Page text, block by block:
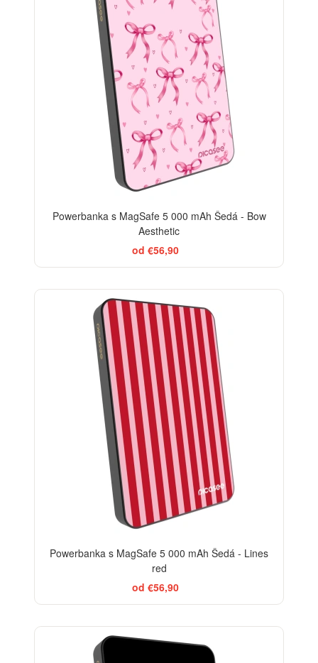
Powerbanka s MagSafe 5 000 mAh Šedá - Bow
Aesthetic
od €56,90
Powerbanka s MagSafe 5 000 mAh Šedá - Lines
red
od €56,90